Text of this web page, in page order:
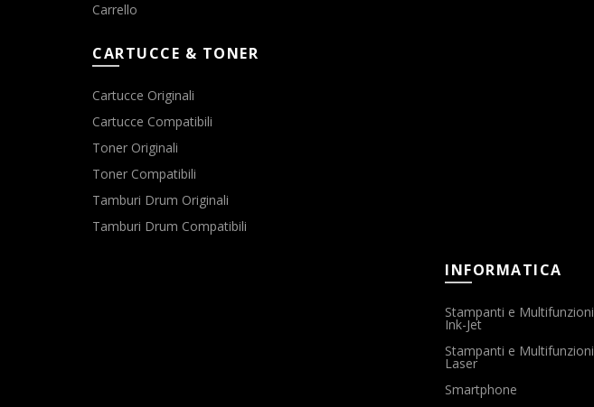
Carrello
CARTUCCE & TONER
Cartucce Originali
Cartucce Compatibili
Toner Originali
Toner Compatibili
Tamburi Drum Originali
Tamburi Drum Compatibili
INFORMATICA
Stampanti e Multifunzioni
Ink-Jet
Stampanti e Multifunzioni
Laser
Smartphone